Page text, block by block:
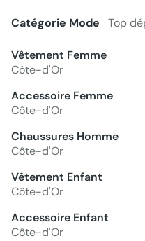
Catégorie Mode Top
Vêtement Femme
Côte-d'Or
Accessoire Femme
Côte-d'Or
Chaussures Homme
Côte-d'Or
Vêtement Enfant
Côte-d'Or
Accessoire Enfant
Côte-d'Or